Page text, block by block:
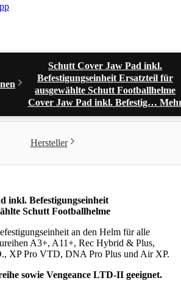
Schutt Cover Jaw Pad inkl.
Befestigungseinheit Ersatzteil für
ausgewählte Schutt Footballhelme
Cover Jaw Pad inkl. Befestig…
Hersteller
inkl. Befestigungseinheit
Schutt Footballhelme
an den Helm für alle
A3+, A11+, Rec Hybrid & Plus,
XP Pro VTD, DNA Pro Plus und Air XP.
sowie Vengeance LTD-II geeignet.